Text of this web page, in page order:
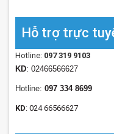
Hỗ trợ trực
Hotline: 097 319 9103
KD: 02466566627
Hotline: 097 334 8699
KD: 024 66566627